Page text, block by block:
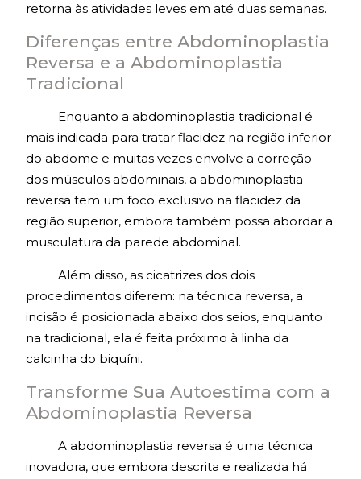
retorna às atividades leves em até duas semanas.
Diferenças entre Abdominoplastia
Reversa e a Abdominoplastia
Tradicional
Enquanto a abdominoplastia tradicional é
mais indicada para tratar flacidez na região inferior
do abdome e muitas vezes envolve a correção
dos músculos abdominais, a abdominoplastia
reversa tem um foco exclusivo na flacidez da
região superior, embora também possa abordar a
musculatura da parede abdominal.
Além disso, as cicatrizes dos dois
procedimentos diferem: na técnica reversa, a
incisão é posicionada abaixo dos seios, enquanto
na tradicional, ela é feita próximo à linha da
calcinha do biquíni.
Transforme Sua Autoestima com a
Abdominoplastia Reversa
A abdominoplastia reversa é uma técnica
inovadora, que embora descrita e realizada há